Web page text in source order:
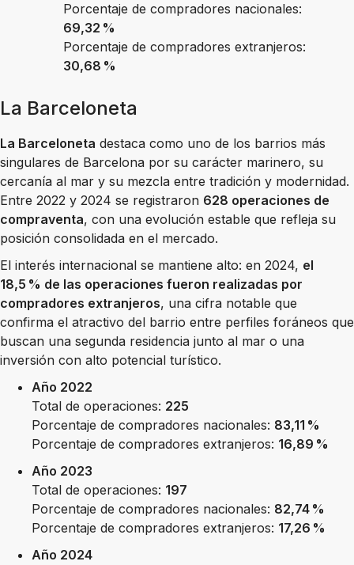
Porcentaje de compradores nacionales:
69,32 %
Porcentaje de compradores extranjeros:
30,68 %
La Barceloneta
La Barceloneta destaca como uno de los barrios más
singulares de Barcelona por su carácter marinero, su
cercanía al mar y su mezcla entre tradición y modernidad.
Entre 2022 y 2024 se registraron 628 operaciones de
compraventa, con una evolución estable que refleja su
posición consolidada en el mercado.
El interés internacional se mantiene alto: en 2024, el
18,5 % de las operaciones fueron realizadas por
compradores extranjeros, una cifra notable que
confirma el atractivo del barrio entre perfiles foráneos que
buscan una segunda residencia junto al mar o una
inversión con alto potencial turístico.
Año 2022
Total de operaciones: 225
Porcentaje de compradores nacionales: 83,11 %
Porcentaje de compradores extranjeros: 16,89 %
Año 2023
Total de operaciones: 197
Porcentaje de compradores nacionales: 82,74 %
Porcentaje de compradores extranjeros: 17,26 %
Año 2024